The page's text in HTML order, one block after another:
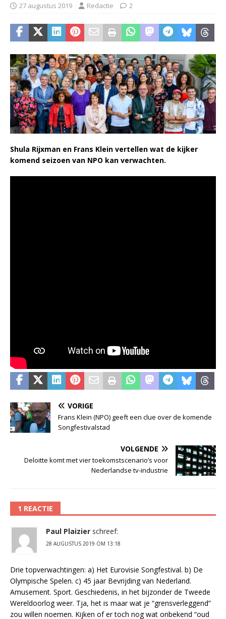
27 augustus 2019 Redactie 2
Shula Rijxman en Frans Klein vertellen wat de kijker
komend seizoen van NPO kan verwachten.
VORIGE
Frans Klein (NPO) geeft een clue over de komende
Songfestivalstad
VOLGENDE
Deloitte komt met vier toekomstscenario’s voor
Nederlandse tv-industrie
1 REACTIE
Paul Plaizier schreef:
28 AUGUSTUS 2019 OM 13:18
Drie topverwachtingen: a) Het Eurovisie Songfestival. b) De
Olympische Spelen. c) 45 jaar Bevrijding van Nederland.
Amusement. Sport. Geschiedenis, in het bijzonder de Tweede
Wereldoorlog weer. Tja, het is maar wat je “grensverleggend”
zou willen noemen. Kijken of er toch nog wat onbekend “oud